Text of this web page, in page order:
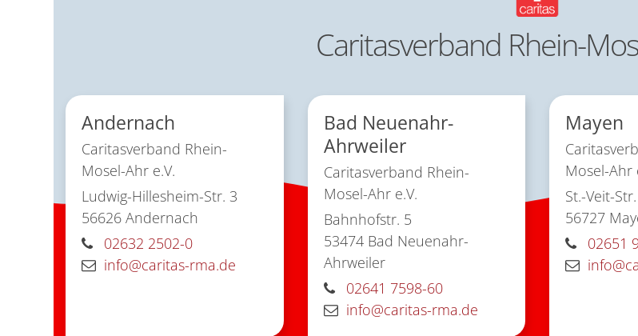
Caritasverband Rhein-
Andernach
Caritasverband Rhein-
Mosel-Ahr e.V.
Ludwig-Hillesheim-Str. 3
56626 Andernach
02632 2502-0
info@caritas-rma.de
Bad Neuenahr-
Ahrweiler
Caritasverband Rhein-
Mosel-Ahr e.V.
Bahnhofstr. 5
53474 Bad Neuenahr-
Ahrweiler
02641 7598-60
info@caritas-rma.de
Mayen
Mosel-Ahr
St.-Veit-
56727
02651